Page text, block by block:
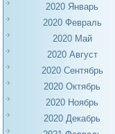
2020 Январь
2020 Февраль
2020 Май
2020 Август
2020 Сентябрь
2020 Октябрь
2020 Ноябрь
2020 Декабрь